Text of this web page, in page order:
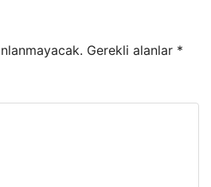
Gerekli alanlar *